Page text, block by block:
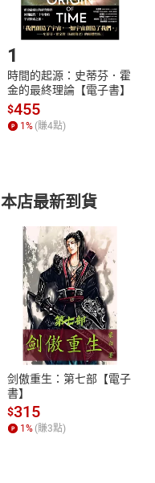
Step1.選擇閱
付款方式
ATM轉帳、信用卡、
1
時間的起源：史蒂芬．霍
金的最終理論【電子書】
$455
1% (賺4點)
本店最新到貨
剑傲重生：第七部【電子
書】
$315
1 % (賺3點)